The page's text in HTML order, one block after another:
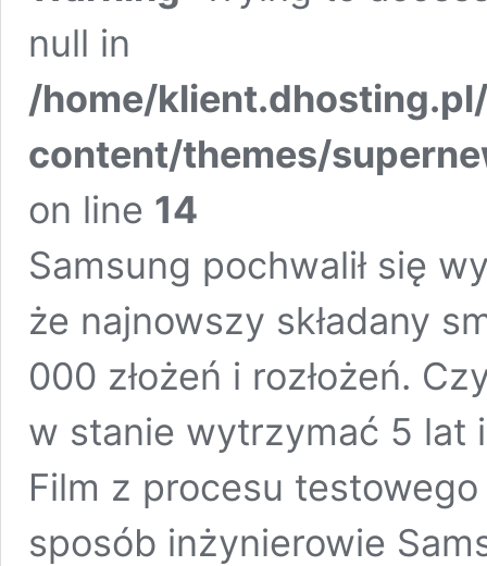
null in
/home/
content/themes/
on line 14
Samsung pochwalił się
że najnowszy składany
000 złożeń i rozłożeń.
w stanie wytrzymać 5 lat
Film z procesu
sposób inżynierowie